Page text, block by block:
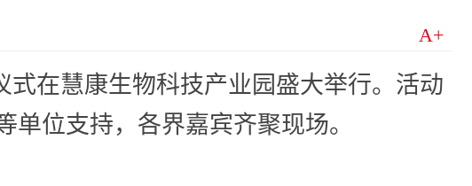
A+
式在慧康生物科技产业园盛大举行。活动
位支持，各界嘉宾齐聚现场。